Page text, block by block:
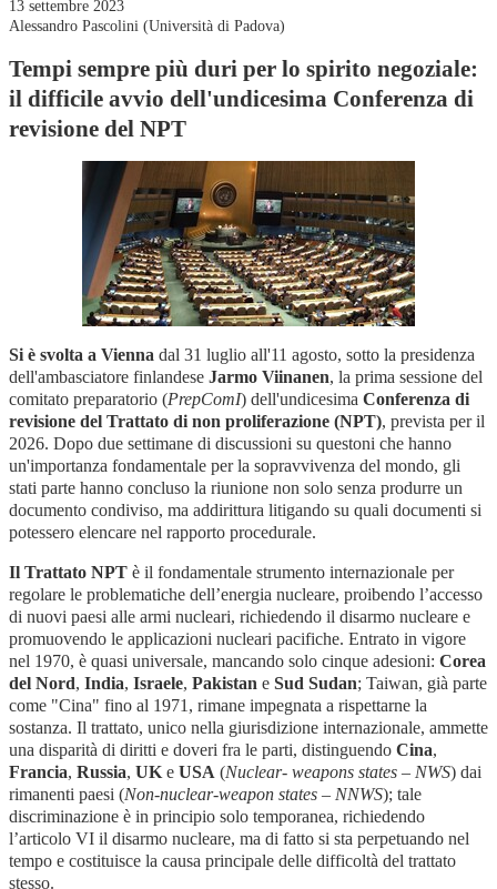
13 settembre 2023
Alessandro Pascolini (Università di Padova)
Tempi sempre più duri per lo spirito negoziale:
il difficile avvio dell'undicesima Conferenza di
revisione del NPT
Si è svolta a Vienna dal 31 luglio all'11 agosto, sotto la presidenza
dell'ambasciatore finlandese Jarmo Viinanen, la prima sessione del
comitato preparatorio (PrepComI) dell'undicesima Conferenza di
revisione del Trattato di non proliferazione (NPT), prevista per il
2026. Dopo due settimane di discussioni su questoni che hanno
un'importanza fondamentale per la sopravvivenza del mondo, gli
stati parte hanno concluso la riunione non solo senza produrre un
documento condiviso, ma addirittura litigando su quali documenti si
potessero elencare nel rapporto procedurale.
Il Trattato NPT è il fondamentale strumento internazionale per
regolare le problematiche dell’energia nucleare, proibendo l’accesso
di nuovi paesi alle armi nucleari, richiedendo il disarmo nucleare e
promuovendo le applicazioni nucleari pacifiche. Entrato in vigore
nel 1970, è quasi universale, mancando solo cinque adesioni: Corea
del Nord, India, Israele, Pakistan e Sud Sudan; Taiwan, già parte
come "Cina" fino al 1971, rimane impegnata a rispettarne la
sostanza. Il trattato, unico nella giurisdizione internazionale, ammette
una disparità di diritti e doveri fra le parti, distinguendo Cina,
Francia, Russia, UK e USA (Nuclear- weapons states – NWS) dai
rimanenti paesi (Non-nuclear-weapon states – NNWS); tale
discriminazione è in principio solo temporanea, richiedendo
l’articolo VI il disarmo nucleare, ma di fatto si sta perpetuando nel
tempo e costituisce la causa principale delle difficoltà del trattato
stesso.